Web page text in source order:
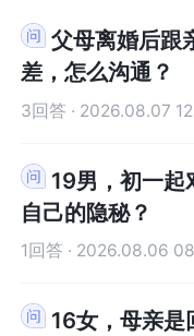
父母离婚后跟亲戚住，和妈妈关系越来越
差，怎么沟通？
3回答 · 2026.08.07
19男，初一起对母亲感觉复杂，怎么处理
自己的隐秘？
1回答 · 2026.08.06
16女，母亲是回避型人格，控制欲也很